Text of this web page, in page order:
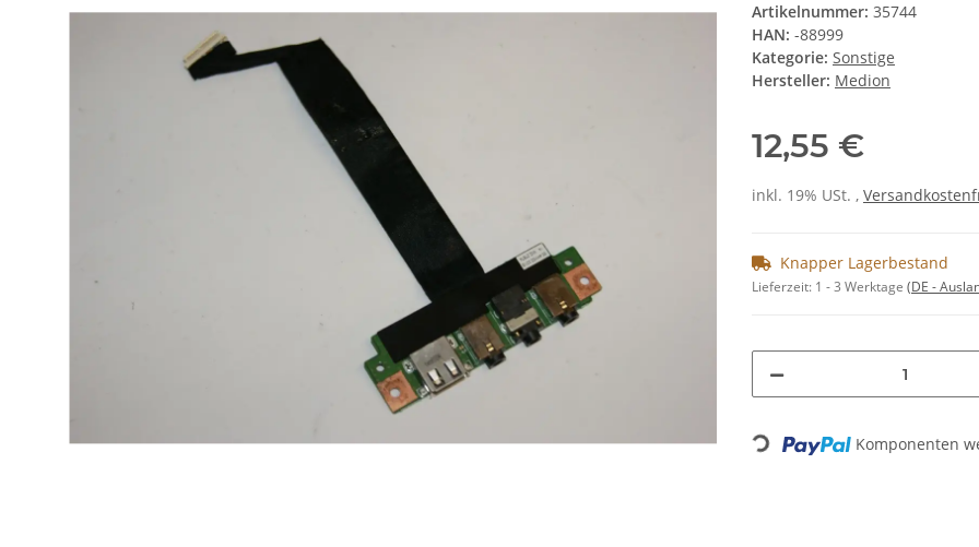
Artikelnummer: 35744
HAN: -88999
Kategorie: Sonstige
Hersteller: Medion
12,55 €
inkl. 19% USt. ,
Knapper Lagerbestand
Lieferzeit: 1 - 3 Werktage (DE -
Loading... Komponenten